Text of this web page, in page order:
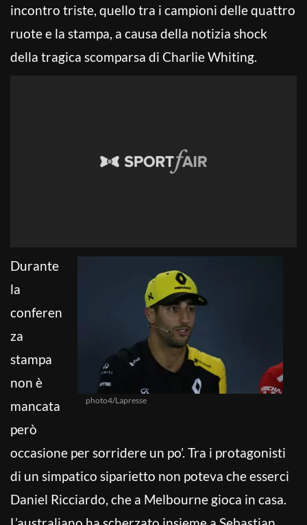
incontro triste, quello tra i campioni delle quattro
ruote e la stampa, a causa della notizia shock
della tragica scomparsa di Charlie Whiting.
photo4/Lapresse
Durante
la
conferen
za
stampa
non è
mancata
però
occasione per sorridere un po’. Tra i protagonisti
di un simpatico siparietto non poteva che esserci
Daniel Ricciardo, che a Melbourne gioca in casa.